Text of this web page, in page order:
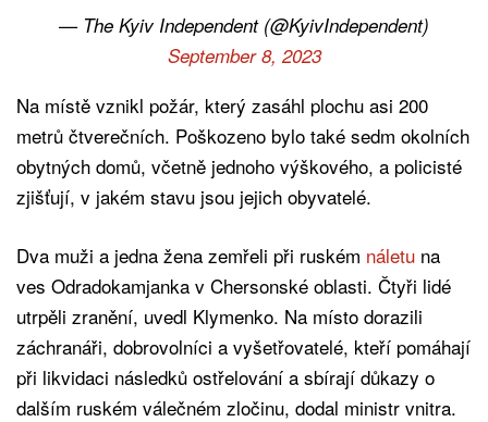
— The Kyiv Independent (@KyivIndependent)
September 8, 2023
Na místě vznikl požár, který zasáhl plochu asi 200
metrů čtverečních. Poškozeno bylo také sedm okolních
obytných domů, včetně jednoho výškového, a policisté
zjišťují, v jakém stavu jsou jejich obyvatelé.
Dva muži a jedna žena zemřeli při ruském náletu na
ves Odradokamjanka v Chersonské oblasti. Čtyři lidé
utrpěli zranění, uvedl Klymenko. Na místo dorazili
záchranáři, dobrovolníci a vyšetřovatelé, kteří pomáhají
při likvidaci následků ostřelování a sbírají důkazy o
dalším ruském válečném zločinu, dodal ministr vnitra.